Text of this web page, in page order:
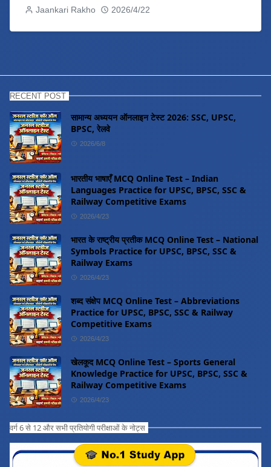
Jaankari Rakho 2026/4/22
RECENT POST
सामान्य अध्ययन ऑनलाइन टेस्ट 2026: SSC, UPSC,
BPSC, रेलवे
2026/6/8
भारतीय भाषाएँ MCQ Online Test – Indian
Languages Practice for UPSC, BPSC, SSC &
Railway Competitive Exams
2026/4/23
भारत के राष्ट्रीय प्रतीक MCQ Online Test – National
Symbols Practice for UPSC, BPSC, SSC &
Railway Exams
2026/4/23
शब्द संक्षेप MCQ Online Test – Abbreviations
Practice for UPSC, BPSC, SSC & Railway
Competitive Exams
2026/4/23
खेलकूद MCQ Online Test – Sports General
Knowledge Practice for UPSC, BPSC, SSC &
Railway Competitive Exams
2026/4/23
वर्ग 6 से 12 और सभी प्रतियोगी परीक्षाओं के नोट्स